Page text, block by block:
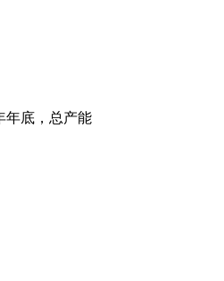
年底，总产能